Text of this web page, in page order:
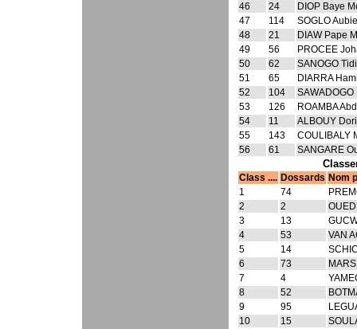
46
24
DIOP Baye
47
114
SOGLO
48
21
DIAW Pape
49
56
PROCEE
50
62
SANOGO
51
65
DIARRA
52
104
SAWADOGO
53
126
ROAMBA
54
11
ALBOUY
55
143
COULIBALY
56
61 SANGARE
Class .... Dossards Nom
1
74
2
2
3
13
4
53
VAN
5
14
6
73
7
4
8
52
9
95
10
15